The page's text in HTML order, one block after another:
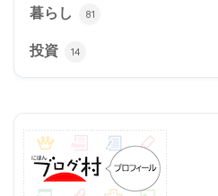
暮らし 81
投資 14